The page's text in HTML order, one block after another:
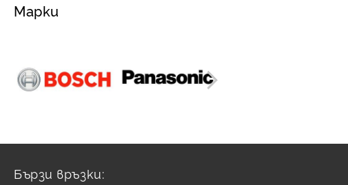
Марки
Бързи връзки: